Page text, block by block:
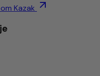
egnet til gulvvarme
tæpper anses
udmærker de
Kazak